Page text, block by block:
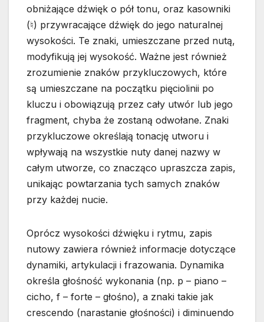
obniżające dźwięk o pół tonu, oraz kasowniki
(♮) przywracające dźwięk do jego naturalnej
wysokości. Te znaki, umieszczane przed nutą,
modyfikują jej wysokość. Ważne jest również
zrozumienie znaków przykluczowych, które
są umieszczane na początku pięciolinii po
kluczu i obowiązują przez cały utwór lub jego
fragment, chyba że zostaną odwołane. Znaki
przykluczowe określają tonację utworu i
wpływają na wszystkie nuty danej nazwy w
całym utworze, co znacząco upraszcza zapis,
unikając powtarzania tych samych znaków
przy każdej nucie.
Oprócz wysokości dźwięku i rytmu, zapis
nutowy zawiera również informacje dotyczące
dynamiki, artykulacji i frazowania. Dynamika
określa głośność wykonania (np. p – piano –
cicho, f – forte – głośno), a znaki takie jak
crescendo (narastanie głośności) i diminuendo